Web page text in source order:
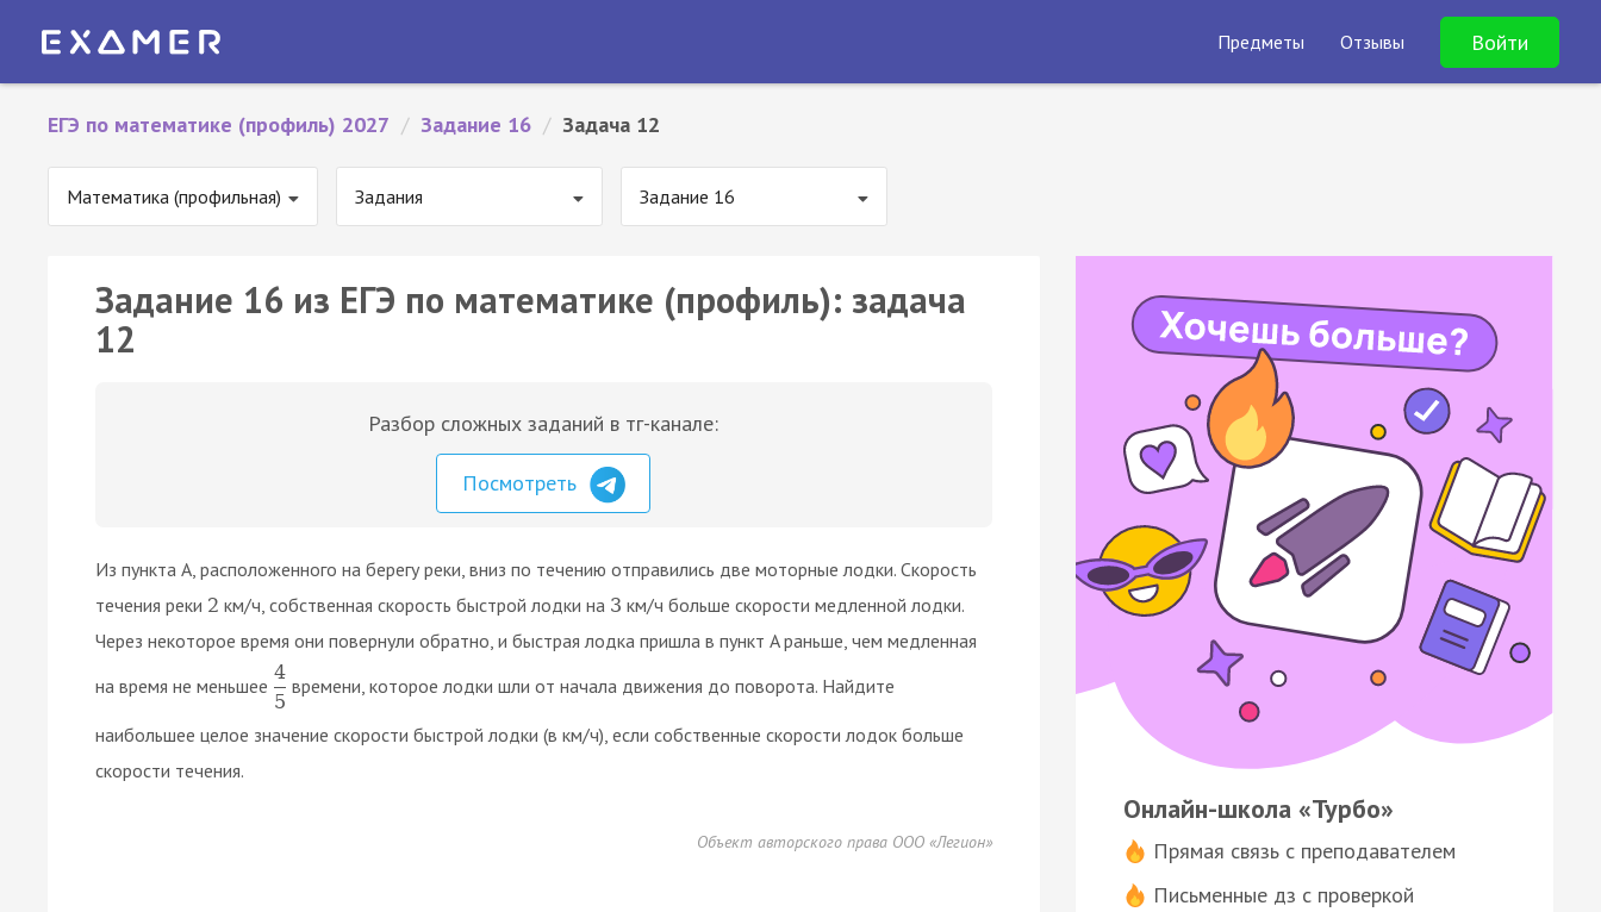
Предметы Отзывы Войти
ЕГЭ по математике (профиль) 2027 / Задание 16 / Задача 12
Математика (профильная) Задания Задание 16
Задание 16 из ЕГЭ по математике (профиль): задача
12
Разбор сложных заданий в тг-канале:
Посмотреть
Из пункта A, расположенного на берегу реки, вниз по течению отправились две моторные лодки. Скорость
течения реки 2 км/ч, собственная скорость быстрой лодки на 3 км/ч больше скорости медленной лодки.
Через некоторое время они повернули обратно, и быстрая лодка пришла в пункт A раньше, чем медленная
на время не меньшее
4
5
времени, которое лодки шли от начала движения до поворота. Найдите
наибольшее целое значение скорости быстрой лодки (в км/ч), если собственные скорости лодок больше
скорости течения.
Объект авторского права ООО «Легион»
Онлайн-школа «Турбо»
Прямая связь с преподавателем
Письменные дз с проверкой